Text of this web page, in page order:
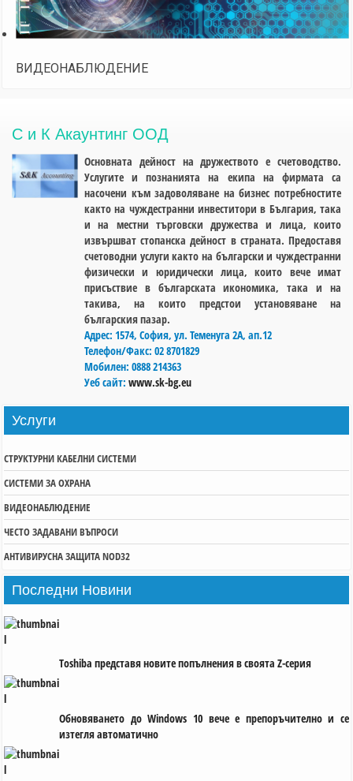
ВИДЕОНАБЛЮДЕНИЕ
С и К Акаунтинг ООД
Основната дейност на дружеството е счетоводство.
Услугите и познанията на екипа на фирмата са
насочени към задоволяване на бизнес потребностите
както на чуждестранни инвеститори в България, така
и на местни търговски дружества и лица, които
извършват стопанска дейност в страната. Предоставя
счетоводни услуги както на български и чуждестранни
физически и юридически лица, които вече имат
присъствие в българската икономика, така и на
такива, на които предстои установяване на
българския пазар.
Адрес: 1574, София, ул. Теменуга 2А, ап.12
Телефон/Факс: 02 8701829
Мобилен: 0888 214363
Уеб сайт: www.sk-bg.eu
Услуги
СТРУКТУРНИ КАБЕЛНИ СИСТЕМИ
СИСТЕМИ ЗА ОХРАНА
ВИДЕОНАБЛЮДЕНИЕ
ЧЕСТО ЗАДАВАНИ ВЪПРОСИ
АНТИВИРУСНА ЗАЩИТА NOD32
Последни Новини
Toshiba представя новите попълнения в своята Z-серия
Обновяването до Windows 10 вече е препоръчително и се
изтегля автоматично